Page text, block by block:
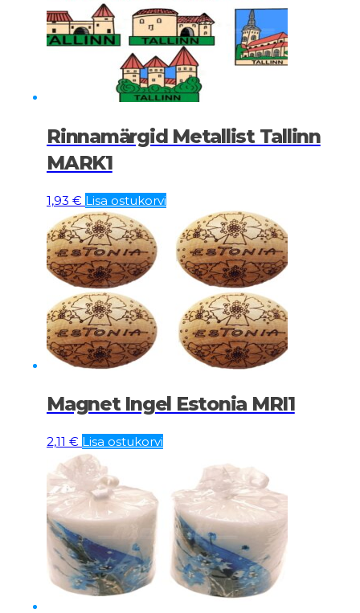
Rinnamärgid Metallist Tallinn
MARK1
1,93 € Lisa ostukorvi
Magnet Ingel Estonia MRI1
2,11 € Lisa ostukorvi